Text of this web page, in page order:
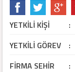
YETKİLİ KİŞİ :
YETKİLİ GÖREV :
FİRMA SEHİR :